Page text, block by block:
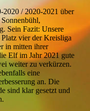
2020 / 2020-2021 über
Sein Fazit: Unsere
vier der Kreisliga
in mitten ihrer
Elf im Jahr 2021 gute
weiter zu verkürzen.
eine
an. Die
sind klar gesetzt und